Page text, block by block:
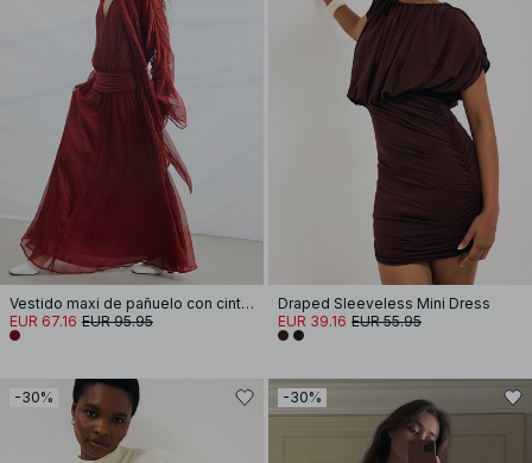
Vestido maxi de pañuelo con cintura fruncida
EUR 67.16 EUR 95.95
Draped Sleeveless Mini Dress
EUR 39.16 EUR 55.95
-30% -30%